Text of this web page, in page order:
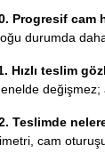
Progresif cam
durumda
Hızlı teslim
değişmez;
Teslimde
cam